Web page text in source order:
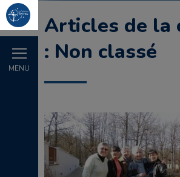
MENU
Articles de la
: Non classé